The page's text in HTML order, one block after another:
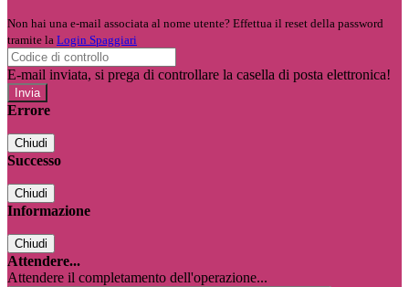
Non hai una e-mail associata al nome utente? Effettua il reset della password
tramite la Login Spaggiari
E-mail inviata, si prega di controllare la casella di posta elettronica!
Errore
Chiudi
Successo
Chiudi
Informazione
Chiudi
Attendere...
Attendere il completamento dell'operazione...